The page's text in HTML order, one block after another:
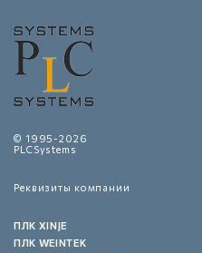
© 1995-2026
PLCSystems
Реквизиты компании
ПЛК XINJE
ПЛК WEINTEK